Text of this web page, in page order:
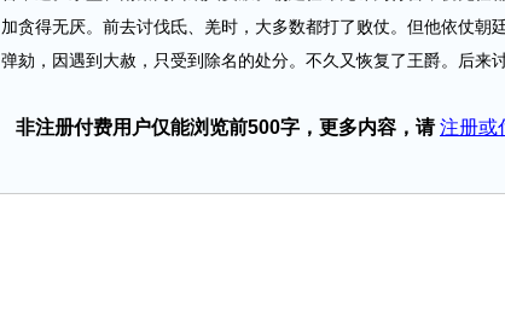
加贪得无厌。前去讨伐氐、羌时，大多数都打了败仗。但他依仗
弹劾，因遇到大赦，只受到除名的处分。不久又恢复了王爵。后来
非注册付费用户仅能浏览前500字，更多内容，请 注册或